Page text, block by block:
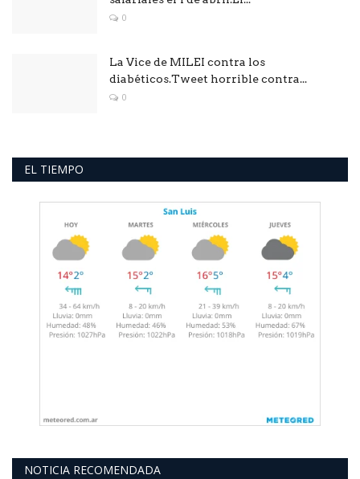
0
La Vice de MILEI contra los
diabéticos.Tweet horrible contra...
0
EL TIEMPO
NOTICIA RECOMENDADA